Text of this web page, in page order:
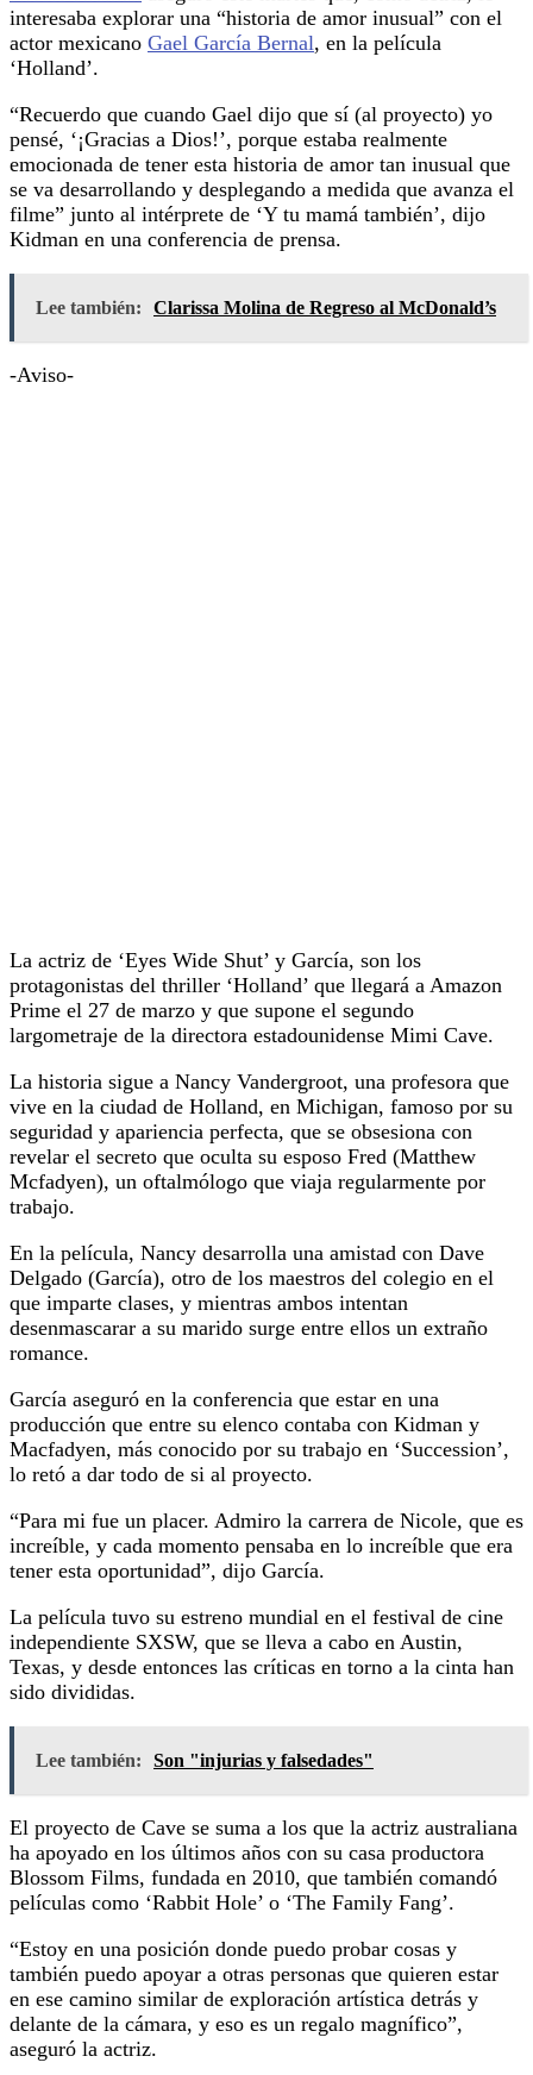
interesaba explorar una “historia de amor inusual” con el
actor mexicano Gael García Bernal, en la película
‘Holland’.
“Recuerdo que cuando Gael dijo que sí (al proyecto) yo
pensé, ‘¡Gracias a Dios!’, porque estaba realmente
emocionada de tener esta historia de amor tan inusual que
se va desarrollando y desplegando a medida que avanza el
filme” junto al intérprete de ‘Y tu mamá también’, dijo
Kidman en una conferencia de prensa.
Lee también: Clarissa Molina de Regreso al McDonald’s
-Aviso-
La actriz de ‘Eyes Wide Shut’ y García, son los
protagonistas del thriller ‘Holland’ que llegará a Amazon
Prime el 27 de marzo y que supone el segundo
largometraje de la directora estadounidense Mimi Cave.
La historia sigue a Nancy Vandergroot, una profesora que
vive en la ciudad de Holland, en Michigan, famoso por su
seguridad y apariencia perfecta, que se obsesiona con
revelar el secreto que oculta su esposo Fred (Matthew
Mcfadyen), un oftalmólogo que viaja regularmente por
trabajo.
En la película, Nancy desarrolla una amistad con Dave
Delgado (García), otro de los maestros del colegio en el
que imparte clases, y mientras ambos intentan
desenmascarar a su marido surge entre ellos un extraño
romance.
García aseguró en la conferencia que estar en una
producción que entre su elenco contaba con Kidman y
Macfadyen, más conocido por su trabajo en ‘Succession’,
lo retó a dar todo de si al proyecto.
“Para mi fue un placer. Admiro la carrera de Nicole, que es
increíble, y cada momento pensaba en lo increíble que era
tener esta oportunidad”, dijo García.
La película tuvo su estreno mundial en el festival de cine
independiente SXSW, que se lleva a cabo en Austin,
Texas, y desde entonces las críticas en torno a la cinta han
sido divididas.
Lee también: Son "injurias y falsedades"
El proyecto de Cave se suma a los que la actriz australiana
ha apoyado en los últimos años con su casa productora
Blossom Films, fundada en 2010, que también comandó
películas como ‘Rabbit Hole’ o ‘The Family Fang’.
“Estoy en una posición donde puedo probar cosas y
también puedo apoyar a otras personas que quieren estar
en ese camino similar de exploración artística detrás y
delante de la cámara, y eso es un regalo magnífico”,
aseguró la actriz.